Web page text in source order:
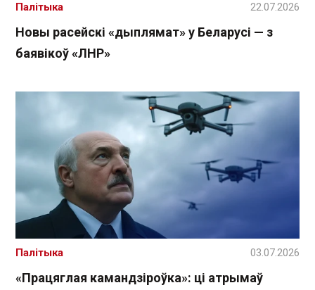
Новы расейскі «дыплямат» у Беларусі — з
баявікоў «ЛНР»
Палітыка 22.07.2026
«Працяглая камандзіроўка»: ці атрымаў
Палітыка 03.07.2026